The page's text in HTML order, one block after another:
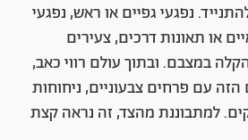
נפגעי גפיים או ראש, נפגעי
או תאונות דרכים, צעירים
במצבם. ובתוך עולם רווי כאב,
עם פרחים צבעוניים, ניחוחות
למתבוננת מהצד, זה נראה קצת